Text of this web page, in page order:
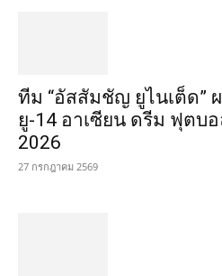
ทีม “อัสสัมชัญ ยูไนเต็ด”
ยู-14 อาเซียน ดรีม ฟุตบ
2026
27 กรกฎาคม 2569